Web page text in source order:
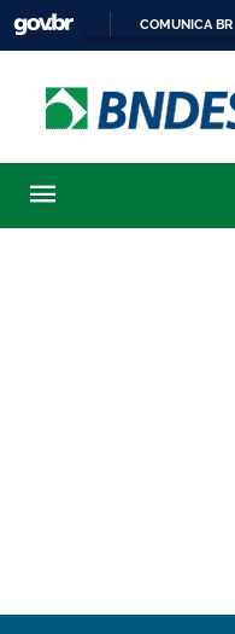
COMUNICA BR